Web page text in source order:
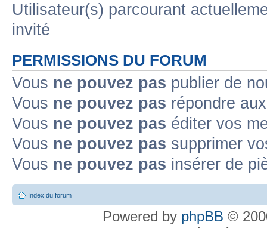
Utilisateur(s) parcourant
invité
PERMISSIONS DU FORUM
Vous ne pouvez pas publier de
Vous ne pouvez pas répondre
Vous ne pouvez pas éditer vos
Vous ne pouvez pas supprimer
Vous ne pouvez pas insérer de
Index du forum
Powered by phpBB ©